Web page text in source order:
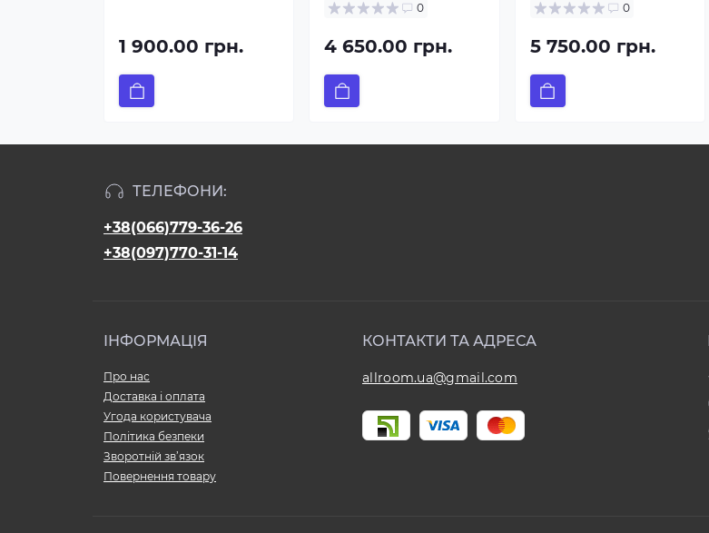
1 900.00 грн.
0
4 650.00 грн.
0
5 750.00 грн.
ТЕЛЕФОНИ:
+38(066)779-36-26
+38(097)770-31-14
ІНФОРМАЦІЯ
Про нас
Доставка і оплата
Угода користувача
Політика безпеки
Зворотній зв’язок
Повернення товару
КОНТАКТИ ТА АДРЕСА
allroom.ua@gmail.com